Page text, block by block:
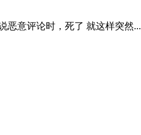
恶意评论时，死了 就这样突然...